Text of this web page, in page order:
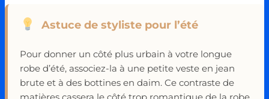
Astuce de styliste pour l’été
Pour donner un côté plus urbain à votre longue
robe d’été, associez-la à une petite veste en jean
brute et à des bottines en daim. Ce contraste de
matières cassera le côté trop romantique de la robe